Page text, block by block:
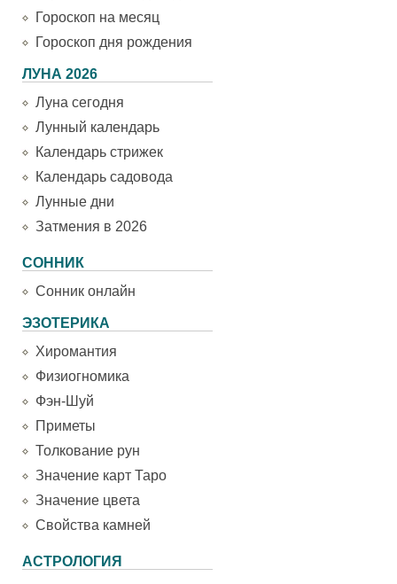
Гороскоп на месяц
Гороскоп дня рождения
ЛУНА 2026
Луна сегодня
Лунный календарь
Календарь стрижек
Календарь садовода
Лунные дни
Затмения в 2026
СОННИК
Сонник онлайн
ЭЗОТЕРИКА
Хиромантия
Физиогномика
Фэн-Шуй
Приметы
Толкование рун
Значение карт Таро
Значение цвета
Свойства камней
АСТРОЛОГИЯ